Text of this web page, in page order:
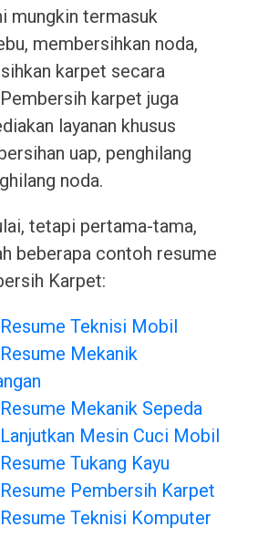
mungkin termasuk
membersihkan noda,
karpet secara
karpet juga
layanan khusus
uap, penghilang
noda.
tetapi pertama-tama,
beberapa contoh resume
Karpet:
Teknisi Mobil
Mekanik
Mekanik Sepeda
Mesin Cuci Mobil
Tukang Kayu
Pembersih Karpet
Teknisi Komputer